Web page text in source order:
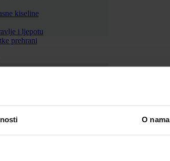
O nama
kiseline
i ljepotu
prehrani